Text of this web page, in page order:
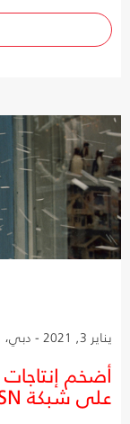
يناير 3, 2021 - دبي، الإمارات العربية المتحدة
أضخم
على شبكة OSN في العام الجديد